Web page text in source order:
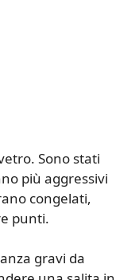
Sono stati
più aggressivi
congelati,
punti.
gravi da